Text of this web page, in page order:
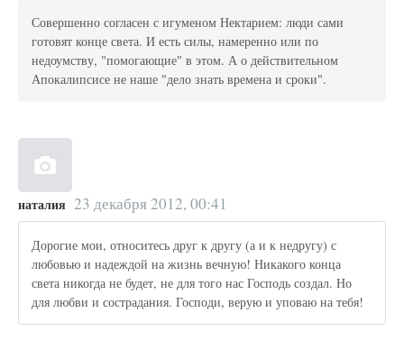
Совершенно согласен с игуменом Нектарием: люди сами
готовят конце света. И есть силы, намеренно или по
недоумству, "помогающие" в этом. А о действительном
Апокалипсисе не наше "дело знать времена и сроки".
наталия 23 декабря 2012, 00:41
Дорогие мои, относитесь друг к другу (а и к недругу) с
любовью и надеждой на жизнь вечную! Никакого конца
света никогда не будет, не для того нас Господь создал. Но
для любви и сострадания. Господи, верую и уповаю на тебя!